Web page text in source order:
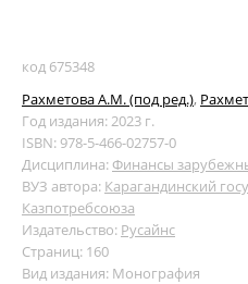
код 675348
Рахметова А.М. (под ред.),
Год издания: 2023 г.
ISBN: 978-5-466-02757-0
Дисциплина: Финансы
ВУЗ автора: Карагандинский
Казпотребсоюза
Издательство: Русайнс
Страниц: 160
Вид издания: Монография